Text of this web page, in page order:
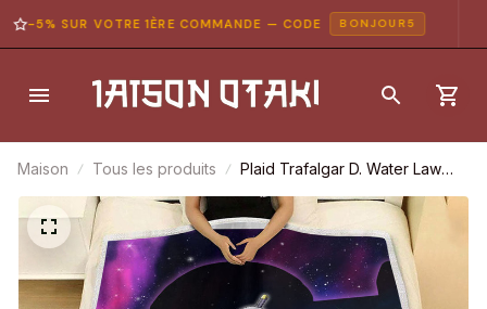
-5% SUR VOTRE 1ÈRE COMMANDE — CODE BONJOUR5
Maison Tous les produits
Plaid Trafalgar D. Water Law
One Piece 02 Couverture Plaid
Polaire Plaid Canapé